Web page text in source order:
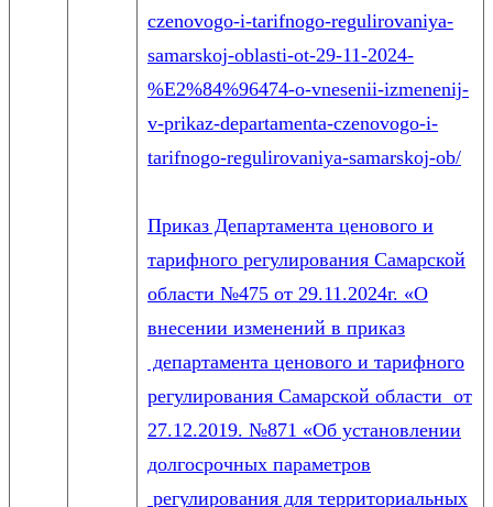
czenovogo-i-tarifnogo-regulirovaniya-
samarskoj-oblasti-ot-29-11-2024-
%E2%84%96474-o-vnesenii-izmenenij-
v-prikaz-departamenta-czenovogo-i-
tarifnogo-regulirovaniya-samarskoj-ob/
Приказ Департамента ценового и
тарифного регулирования Самарской
области №475 от 29.11.2024г. «О
внесении изменений в приказ
департамента ценового и тарифного
регулирования Самарской области от
27.12.2019. №871 «Об установлении
долгосрочных параметров
регулирования для территориальных